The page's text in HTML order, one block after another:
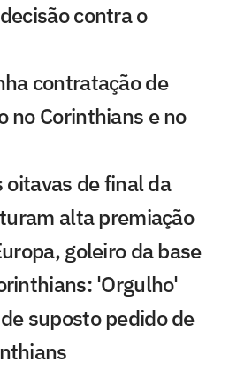
contra o
contratação de
no Corinthians e no
oitavas de final da
alta premiação
goleiro da base
'Orgulho'
suposto pedido de